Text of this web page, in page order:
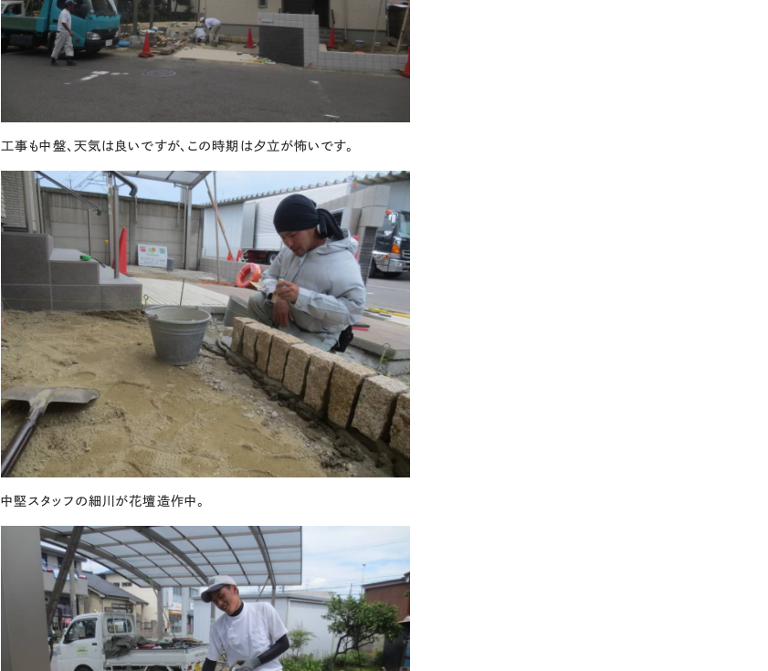
工事も中盤、天気は良いですが、この時期は夕立が怖いです。
中堅スタッフの細川が花壇造作中。